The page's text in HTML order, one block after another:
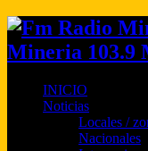
Mineria 103.9
INICIO
Noticias
Locales /
Nacionales